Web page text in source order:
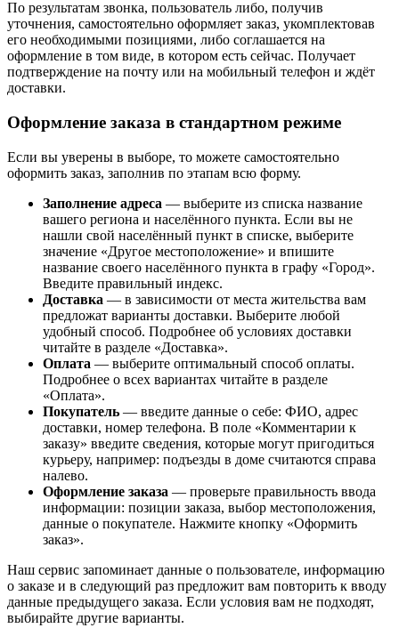
По результатам звонка, пользователь либо, получив
уточнения, самостоятельно оформляет заказ, укомплектовав
его необходимыми позициями, либо соглашается на
оформление в том виде, в котором есть сейчас. Получает
подтверждение на почту или на мобильный телефон и ждёт
доставки.
Оформление заказа в стандартном режиме
Если вы уверены в выборе, то можете самостоятельно
оформить заказ, заполнив по этапам всю форму.
Заполнение адреса — выберите из списка название
вашего региона и населённого пункта. Если вы не
нашли свой населённый пункт в списке, выберите
значение «Другое местоположение» и впишите
название своего населённого пункта в графу «Город».
Введите правильный индекс.
Доставка — в зависимости от места жительства вам
предложат варианты доставки. Выберите любой
удобный способ. Подробнее об условиях доставки
читайте в разделе «Доставка».
Оплата — выберите оптимальный способ оплаты.
Подробнее о всех вариантах читайте в разделе
«Оплата».
Покупатель — введите данные о себе: ФИО, адрес
доставки, номер телефона. В поле «Комментарии к
заказу» введите сведения, которые могут пригодиться
курьеру, например: подъезды в доме считаются справа
налево.
Оформление заказа — проверьте правильность ввода
информации: позиции заказа, выбор местоположения,
данные о покупателе. Нажмите кнопку «Оформить
заказ».
Наш сервис запоминает данные о пользователе, информацию
о заказе и в следующий раз предложит вам повторить к вводу
данные предыдущего заказа. Если условия вам не подходят,
выбирайте другие варианты.